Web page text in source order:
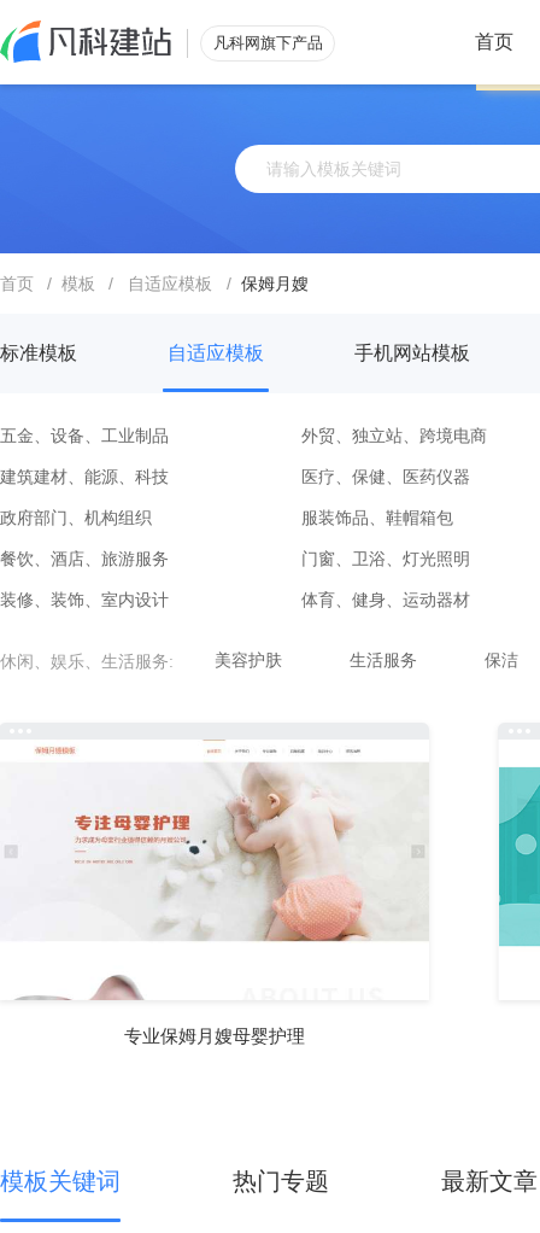
凡科网旗下产品 首页
首页 / 模板 / 自适应模板 / 保姆月嫂
标准模板 自适应模板 手机网站模板
五金、设备、工业制品 外贸、独立站、跨境电商
建筑建材、能源、科技 医疗、保健、医药仪器
政府部门、机构组织 服装饰品、鞋帽箱包
餐饮、酒店、旅游服务 门窗、卫浴、灯光照明
装修、装饰、室内设计 体育、健身、运动器材
休闲、娱乐、生活服务: 美容护肤 生活服务 保洁
专业保姆月嫂母婴护理
模板关键词 热门专题 最新文章